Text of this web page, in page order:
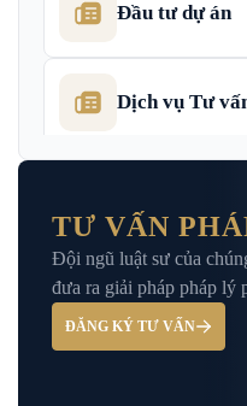
Đầu tư dự án
Dịch vụ Tư
Giải Đáp – Tư
Hỏi đáp và tư
TƯ VẤN
Đội ngũ luật sư của
đưa ra giải pháp pháp lý
ĐĂNG KÝ TƯ VẤN